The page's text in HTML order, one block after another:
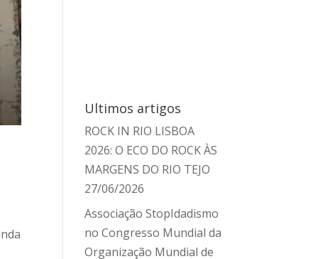
Ultimos artigos
ROCK IN RIO LISBOA
2026: O ECO DO ROCK ÀS
MARGENS DO RIO TEJO
27/06/2026
Associação StopIdadismo
no Congresso Mundial da
Organização Mundial de